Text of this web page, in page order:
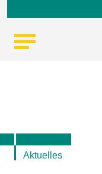
Skip
content
Aktuelles